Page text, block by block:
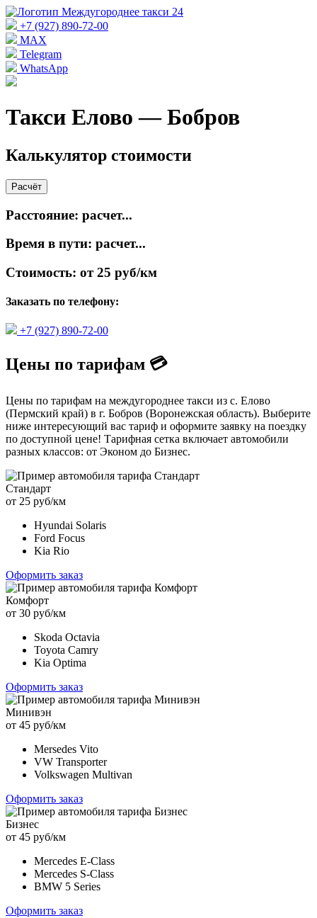
+7 (927) 890-72-00
MAX
Telegram
WhatsApp
Такси Елово — Бобров
Калькулятор стоимости
Расчёт
Расстояние: расчет...
Время в пути: расчет...
Стоимость: от 25 руб/км
Заказать по телефону:
+7 (927) 890-72-00
Цены по тарифам 💳
Цены по тарифам на междугороднее такси из с. Елово
(Пермский край) в г. Бобров (Воронежская область). Выберите
ниже интересующий вас тариф и оформите заявку на поездку
по доступной цене! Тарифная сетка включает автомобили
разных классов: от Эконом до Бизнес.
Стандарт
от 25 руб/км
Hyundai Solaris
Ford Focus
Kia Rio
Оформить заказ
Комфорт
от 30 руб/км
Skoda Octavia
Toyota Camry
Kia Optima
Оформить заказ
Минивэн
от 45 руб/км
Mersedes Vito
VW Transporter
Volkswagen Multivan
Оформить заказ
Бизнес
от 45 руб/км
Mercedes E-Class
Mercedes S-Class
BMW 5 Series
Оформить заказ